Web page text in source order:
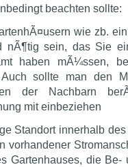
beachten sollte:
wie zb.
nÃ¶tig sein, das Sie
haben mÃ¼ssen,
sollte man den
der Nachbarn
mit einbeziehen
Standort innerhalb
vorhandener
Gartenhauses, die